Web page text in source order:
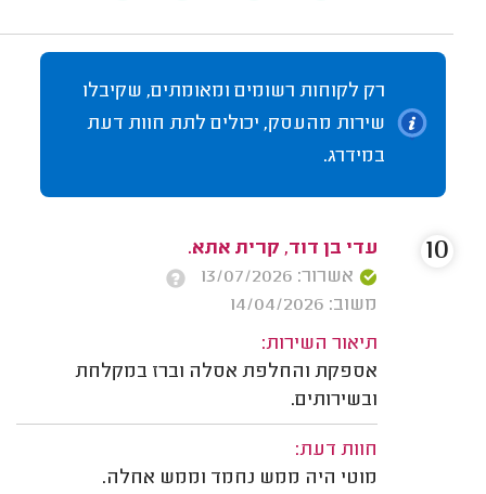
רק לקוחות רשומים ומאומתים, שקיבלו
שירות מהעסק, יכולים לתת חוות דעת
במידרג.
עדי בן דוד, קרית אתא.
אשרור: 13/07/2026
משוב: 14/04/2026
תיאור השירות:
אספקת והחלפת אסלה וברז במקלחת
ובשירותים.
חוות דעת:
מוטי היה ממש נחמד וממש אחלה.
10